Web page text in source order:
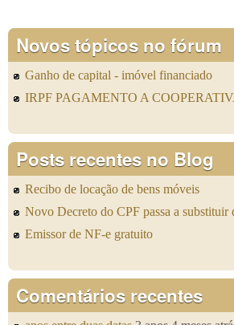
Novos tópicos no fórum
Ganho de capital - imóvel financiado
IRPF PAGAMENTO A
Posts recentes no Blog
Recibo de locação de bens móveis
Novo Decreto do CPF passa a substituir
Emissor de NF-e gratuito
Comentários recentes